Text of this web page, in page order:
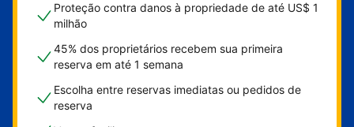
Proteção contra danos à propriedade de até US$ 1
milhão
45% dos proprietários recebem sua primeira
reserva em até 1 semana
Escolha entre reservas imediatas ou pedidos de
reserva